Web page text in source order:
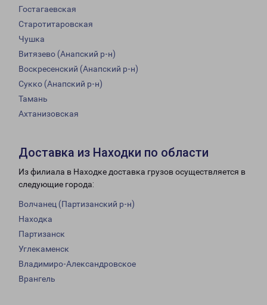
Гостагаевская
Старотитаровская
Чушка
Витязево (Анапский р-н)
Воскресенский (Анапский р-н)
Сукко (Анапский р-н)
Тамань
Ахтанизовская
Доставка из Находки по области
Из филиала в Находке доставка грузов осуществляется в
следующие города:
Волчанец (Партизанский р-н)
Находка
Партизанск
Углекаменск
Владимиро-Александровское
Врангель